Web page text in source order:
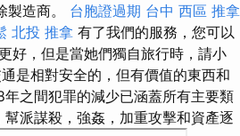
製造商。 台胞證過期 台中 西區 推拿
北投 推拿 有了我們的服務，您可以
好，但是當她們獨自旅行時，請小
是相對安全的，但有價值的東西和
之間犯罪的減少已涵蓋所有主要類
幫派謀殺，強姦，加重攻擊和資產逐